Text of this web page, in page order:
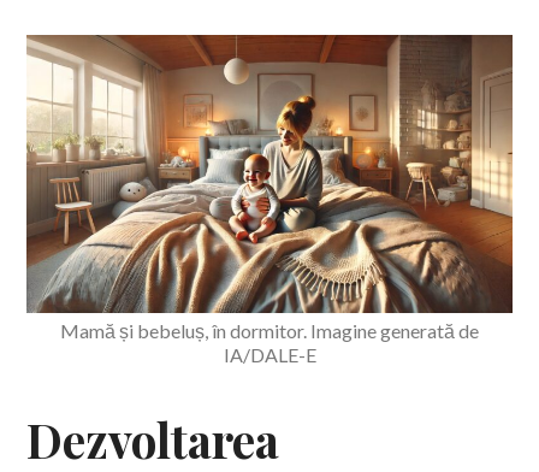
Mamă și bebeluș, în dormitor. Imagine generată de
IA/DALE-E
Dezvoltarea